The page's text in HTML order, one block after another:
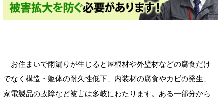
お住まいで雨漏りが生じると屋根材や外壁材などの腐食だけ
でなく構造・躯体の耐久性低下、内装材の腐食やカビの発生、
家電製品の故障など被害は多岐にわたります。ある一部分から